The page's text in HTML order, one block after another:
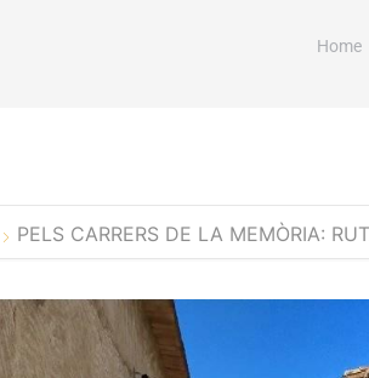
You
Home
PELS CARRERS DE LA MEMÒRIA: